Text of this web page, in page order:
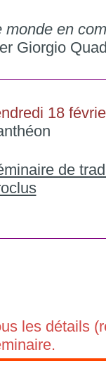
monde en
Giorgio
18
de
les détails